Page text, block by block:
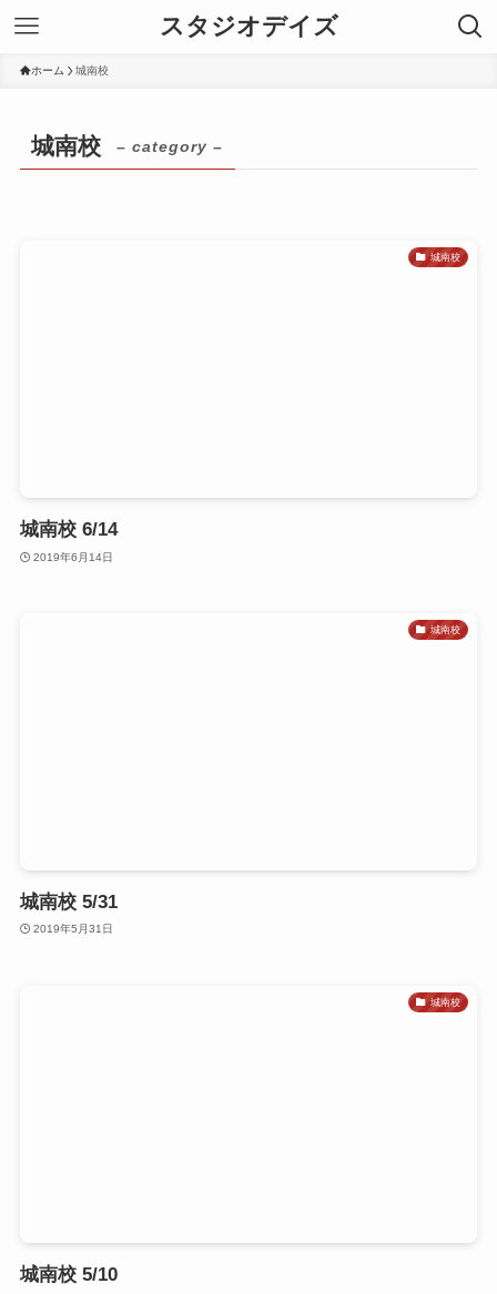
スタジオデイズ
ホーム 城南校
城南校 – category –
城南校
城南校 6/14
2019年6月14日
城南校
城南校 5/31
2019年5月31日
城南校
城南校 5/10